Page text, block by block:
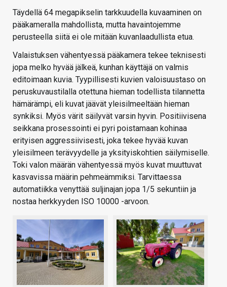
Täydellä 64 megapikselin tarkkuudella kuvaaminen on
pääkameralla mahdollista, mutta havaintojemme
perusteella siitä ei ole mitään kuvanlaadullista etua.
Valaistuksen vähentyessä pääkamera tekee teknisesti
jopa melko hyvää jälkeä, kunhan käyttäjä on valmis
editoimaan kuvia. Tyypillisesti kuvien valoisuustaso on
peruskuvaustilalla otettuna hieman todellista tilannetta
hämärämpi, eli kuvat jäävät yleisilmeeltään hieman
synkiksi. Myös värit säilyvät varsin hyvin. Positiivisena
seikkana prosessointi ei pyri poistamaan kohinaa
erityisen aggressiivisesti, joka tekee hyvää kuvan
yleisilmeen terävyydelle ja yksityiskohtien säilymiselle.
Toki valon määrän vähentyessä myös kuvat muuttuvat
kasvavissa määrin pehmeämmiksi. Tarvittaessa
automatiikka venyttää suljinajan jopa 1/5 sekuntiin ja
nostaa herkkyyden ISO 10000 -arvoon.